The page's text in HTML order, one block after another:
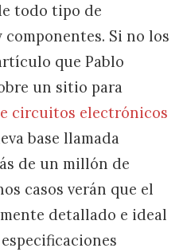
todo tipo de
Si no los
que Pablo
un sitio para
circuitos electrónicos
base llamada
de un millón de
casos verán que el
detallado e ideal